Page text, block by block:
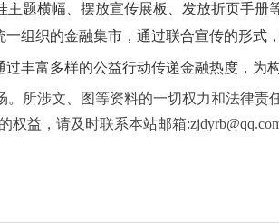
题横幅、摆放宣传展板、发放折页手
组织的金融集市，通过联合宣传的形式
丰富多样的公益行动传递金融热度，为
所涉文、图等资料的一切权力和法律
益，请及时联系本站邮箱